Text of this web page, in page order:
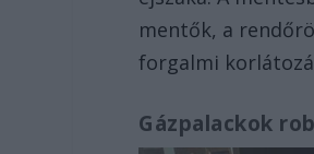
mentők, a
forgalmi
Gázpalackok